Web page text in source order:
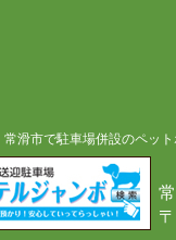
滑市で駐車場併設のペッ